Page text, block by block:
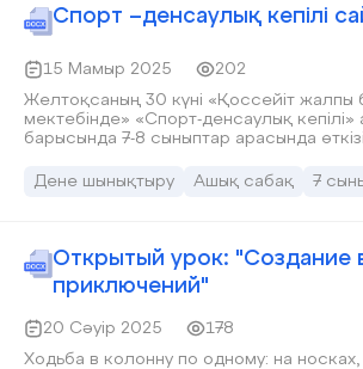
Спорт –денсаулық кепілі
15 Мамыр 2025
202
Желтоқсаның 30 күні «Қоссейіт жалпы
мектебінде» «Спорт-денсаулық кепілі» атты ашық сабақ
барысында 7-8 сыныптар арасында өткізілді. Спорт
Сайыс ережесіне тоқталатын болсақ 1.
ата - бабаларымыз “тәні саудың – жаны
айтпаған. Спорттың қай түрімен
қабілетіне байланысты болады.
Дене шынықтыру Ашық сабақ 7
Открытый урок: "Создание
приключений"
20 Сәуір 2025
178
Ходьба в колонну по одному: на носках,